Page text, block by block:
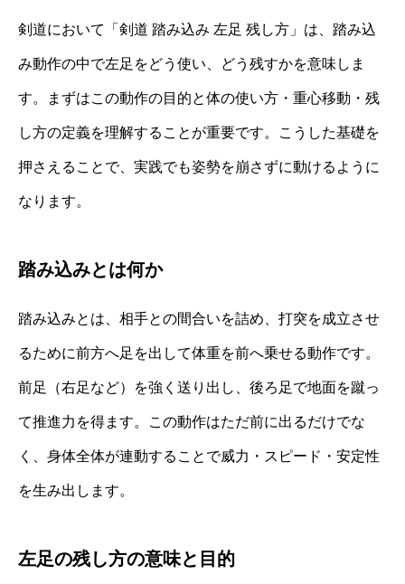
剣道において「剣道 踏み込み 左足 残し方」は、踏み込
み動作の中で左足をどう使い、どう残すかを意味しま
す。まずはこの動作の目的と体の使い方・重心移動・残
し方の定義を理解することが重要です。こうした基礎を
押さえることで、実践でも姿勢を崩さずに動けるように
なります。
踏み込みとは何か
踏み込みとは、相手との間合いを詰め、打突を成立させ
るために前方へ足を出して体重を前へ乗せる動作です。
前足（右足など）を強く送り出し、後ろ足で地面を蹴っ
て推進力を得ます。この動作はただ前に出るだけでな
く、身体全体が連動することで威力・スピード・安定性
を生み出します。
左足の残し方の意味と目的